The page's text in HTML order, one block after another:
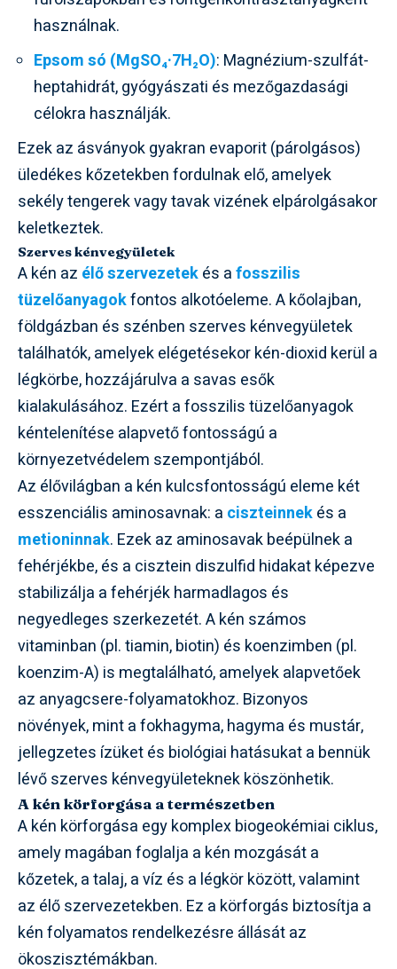
használnak.
Epsom só (MgSO₄·7H₂O): Magnézium-szulfát-
heptahidrát, gyógyászati és mezőgazdasági
célokra használják.
Ezek az ásványok gyakran evaporit (párolgásos)
üledékes kőzetekben fordulnak elő, amelyek
sekély tengerek vagy tavak vizének elpárolgásakor
keletkeztek.
Szerves kénvegyületek
A kén az élő szervezetekés afosszilis
tüzelőanyagokfontos alkotóeleme. A kőolajban,
földgázban és szénben szerves kénvegyületek
találhatók, amelyek elégetésekor kén-dioxid kerül a
légkörbe, hozzájárulva a savas esők
kialakulásához. Ezért a fosszilis tüzelőanyagok
kéntelenítése alapvető fontosságú a
környezetvédelem szempontjából.
Az élővilágban a kén kulcsfontosságú eleme két
esszenciális aminosavnak: a ciszteinnekés a
metioninnak. Ezek az aminosavak beépülnek a
fehérjékbe, és a cisztein diszulfid hidakat képezve
stabilizálja a fehérjék harmadlagos és
negyedleges szerkezetét. A kén számos
vitaminban (pl. tiamin, biotin) és koenzimben (pl.
koenzim-A) is megtalálható, amelyek alapvetőek
az anyagcsere-folyamatokhoz. Bizonyos
növények, mint a fokhagyma, hagyma és mustár,
jellegzetes ízüket és biológiai hatásukat a bennük
lévő szerves kénvegyületeknek köszönhetik.
A kén körforgása a természetben
A kén körforgása egy komplex biogeokémiai ciklus,
amely magában foglalja a kén mozgását a
kőzetek, a talaj, a víz és a légkör között, valamint
az élő szervezetekben. Ez a körforgás biztosítja a
kén folyamatos rendelkezésre állását az
ökoszisztémákban.